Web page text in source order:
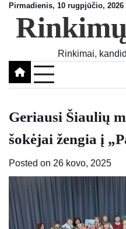
Skip
content
Pirmadienis, 10 rugpjūčio, 2026
Rinkimai,
Geriausi Šiaulių
šokėjai žengia į
Posted on 26 kovo, 2025